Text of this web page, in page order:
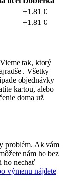
+1.81 €
+1.81 €
tak, ktorý
Všetky
objednávky
kartou, alebo
doma už
problém. Ak vám
nám ho bez
ho nechať
výmenu nájdete